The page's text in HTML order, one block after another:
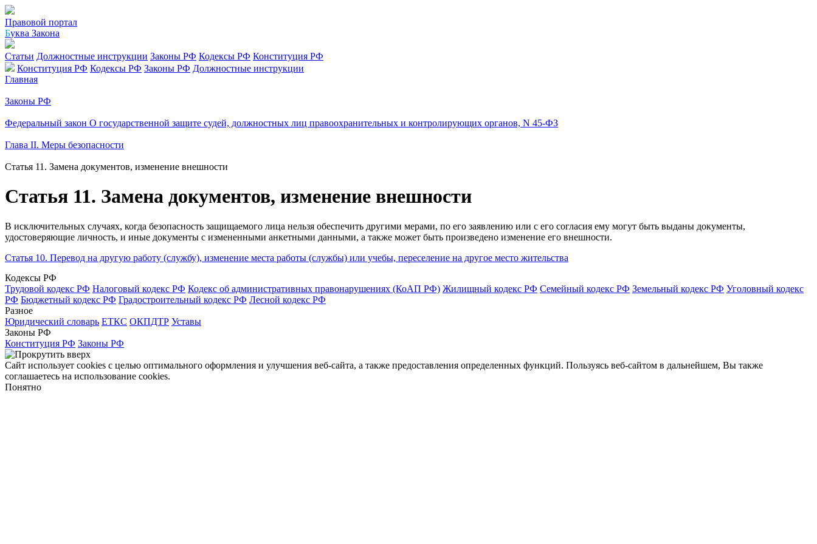
Правовой портал
Буква Закона
Статьи Должностные инструкции Законы РФ Кодексы РФ Конституция РФ
Конституция РФ Кодексы РФ Законы РФ Должностные инструкции
Главная
Законы РФ
Федеральный закон О государственной защите судей, должностных лиц правоохранительных и контролирующих органов, N 45-ФЗ
Глава II. Меры безопасности
Статья 11. Замена документов, изменение внешности
Статья 11. Замена документов, изменение внешности
В исключительных случаях, когда безопасность защищаемого лица нельзя обеспечить другими мерами, по его заявлению или с его согласия ему могут быть выданы документы,
удостоверяющие личность, и иные документы с измененными анкетными данными, а также может быть произведено изменение его внешности.
Статья 10. Перевод на другую работу (службу), изменение места работы (службы) или учебы, переселение на другое место жительства
Кодексы РФ
Трудовой кодекс РФ Налоговый кодекс РФ Кодекс об административных правонарушениях (КоАП РФ) Жилищный кодекс РФ Семейный кодекс РФ Земельный кодекс РФ Уголовный кодекс
РФ Бюджетный кодекс РФ Градостроительный кодекс РФ Лесной кодекс РФ
Разное
Юридический словарь ЕТКС ОКПДТР Уставы
Законы РФ
Конституция РФ Законы РФ
Сайт использует cookies с целью оптимального оформления и улучшения веб-сайта, а также предоставления определенных функций. Пользуясь веб-сайтом в дальнейшем, Вы также
соглашаетесь на использование cookies.
Понятно